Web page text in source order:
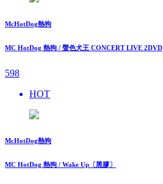
McHotDog熱狗
MC HotDog 熱狗 / 聲色犬王 CONCERT LIVE 2DVD
598
HOT
McHotDog熱狗
MC HotDog 熱狗 / Wake Up〔黑膠〕